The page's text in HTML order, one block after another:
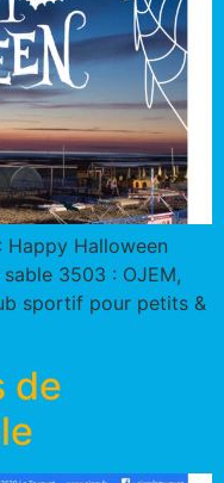
Halloween
3503 : OJEM,
sportif pour petits &
de